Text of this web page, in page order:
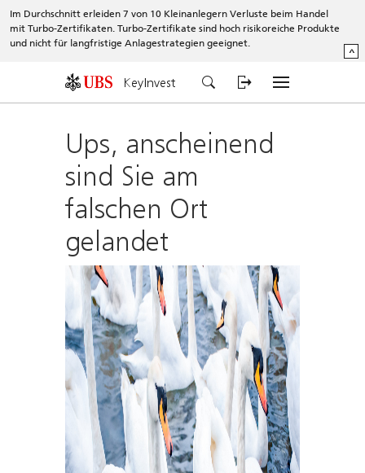
Im Durchschnitt erleiden 7 von 10 Kleinanlegern Verluste beim Handel
mit Turbo-Zertifikaten. Turbo-Zertifikate sind hoch risikoreiche Produkte
und nicht für langfristige Anlagestrategien geeignet.
^
KeyInvest
Ups, anscheinend
sind Sie am
falschen Ort
gelandet